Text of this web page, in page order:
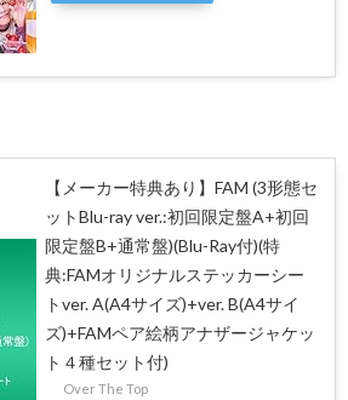
【メーカー特典あり】FAM (3形態セ
ットBlu-ray ver.:初回限定盤A+初回
限定盤B+通常盤)(Blu-Ray付)(特
典:FAMオリジナルステッカーシー
トver. A(A4サイズ)+ver. B(A4サイ
ズ)+FAMペア絵柄アナザージャケッ
ト４種セット付)
Over The Top